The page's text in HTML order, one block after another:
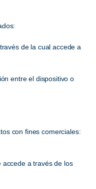
de la cual accede a
entre el dispositivo o
con fines comerciales:
accede a través de los